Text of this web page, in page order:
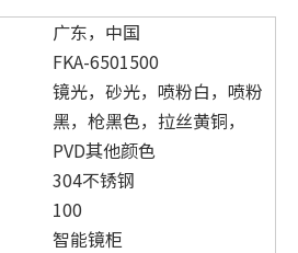
广东，中国
FKA-6501500
镜光，砂光，喷粉白，喷粉
黑，枪黑色，拉丝黄铜，
PVD其他颜色
304不锈钢
100
智能镜柜